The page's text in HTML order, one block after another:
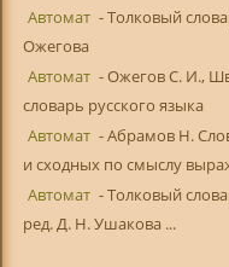
Автомат - Толковый
Ожегова
Автомат - Ожегов С. И.,
словарь русского языка
Автомат - Абрамов Н.
и сходных по смыслу
Автомат - Толковый
ред. Д. Н. Ушакова ...